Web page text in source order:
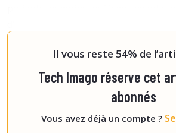
Il vous reste 54% de
Tech Imago réserve cet
abonnés
Vous avez déjà un compte ?